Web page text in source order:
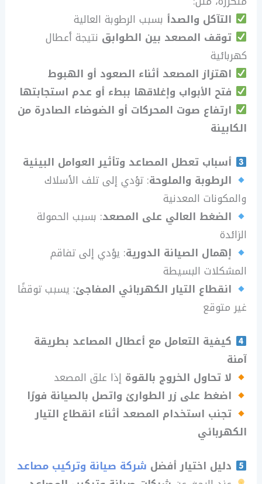
التآكل والصدأ بسبب الرطوبة العالية
توقف المصعد بين الطوابق نتيجة أعطال
كهربائية
اهتزاز المصعد أثناء الصعود أو الهبوط
فتح الأبواب وإغلاقها ببطء أو عدم استجابتها
ارتفاع صوت المحركات أو الضوضاء الصادرة من
الكابينة
أسباب تعطل المصاعد وتأثير العوامل البيئية
الرطوبة والملوحة: تؤدي إلى تلف الأسلاك
والمكونات المعدنية
الضغط العالي على المصعد: بسبب الحمولة
الزائدة
إهمال الصيانة الدورية: يؤدي إلى تفاقم
المشكلات البسيطة
انقطاع التيار الكهربائي المفاجئ: يسبب توقفًا
غير متوقع
كيفية التعامل مع أعطال المصاعد بطريقة
آمنة
لا تحاول الخروج بالقوة إذا علق المصعد
اضغط على زر الطوارئ واتصل بالصيانة فورًا
تجنب استخدام المصعد أثناء انقطاع التيار
الكهربائي
دليل اختيار أفضل شركة صيانة وتركيب مصاعد